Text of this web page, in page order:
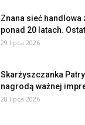
Znana sieć handlowa
ponad 20 latach.
29 lipca 2026
Skarżyszczanka
nagrodą ważnej
28 lipca 2026